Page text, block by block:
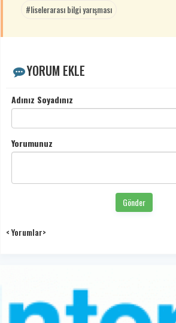
#liselerarası bilgi yarışması
YORUM EKLE
Adınız Soyadınız
Yorumunuz
Gönder
< Yorumlar>